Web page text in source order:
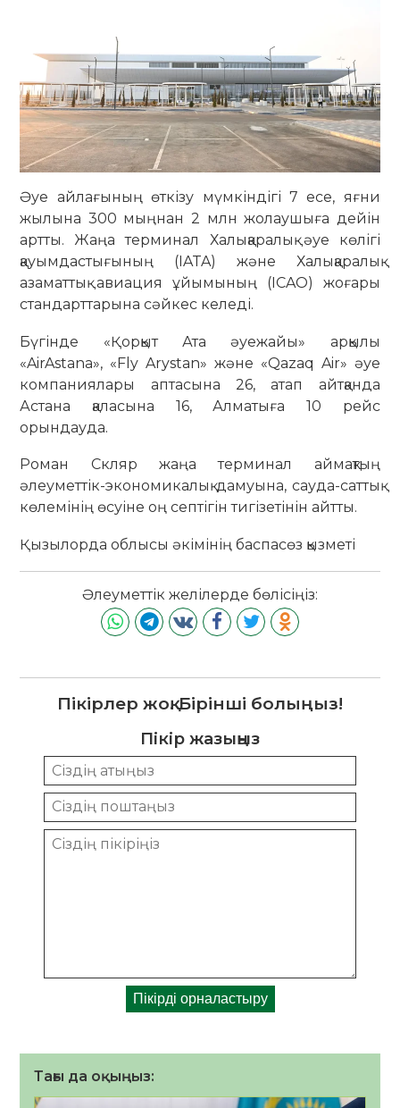
Әуе айлағының өткізу мүмкіндігі 7 есе, яғни
жылына 300 мыңнан 2 млн жолаушыға дейін
артты. Жаңа терминал Халықаралық әуе көлігі
қауымдастығының (IATA) және Халықаралық
азаматтық авиация ұйымының (ICAO) жоғары
стандарттарына сәйкес келеді.
Бүгінде «Қорқыт Ата әуежайы» арқылы
«AirAstana», «Fly Arystan» және «Qazaq Air» әуе
компаниялары аптасына 26, атап айтқанда
Астана қаласына 16, Алматыға 10 рейс
орындауда.
Роман Скляр жаңа терминал аймақтың
әлеуметтік-экономикалық дамуына, сауда-саттық
көлемінің өсуіне оң септігін тигізетінін айтты.
Қызылорда облысы әкімінің баспасөз қызметі
Әлеуметтік желілерде бөлісіңіз:
Пікірлер жоқ. Бірінші болыңыз!
Пікір жазыңыз
Тағы да оқыңыз: